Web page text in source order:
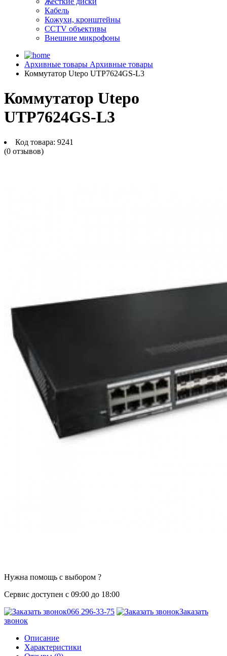
Кабель
Кожухи, кронштейны
CCTV объективы
Внешние микрофоны
Архивные товары Архивные товары
Коммутатор Utepo UTP7624GS-L3
Коммутатор Utepo
UTP7624GS-L3
Код товара: 9241
(0 отзывов)
Нужна помощь с выбором ?
Сервис доступен с 09:00 до 18:00
066 296-33-75
Заказать
звонок
Описание
Характеристики